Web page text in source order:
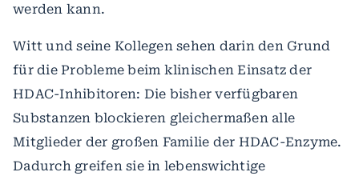
werden kann.
Witt und seine Kollegen sehen darin den Grund
für die Probleme beim klinischen Einsatz der
HDAC-Inhibitoren: Die bisher verfügbaren
Substanzen blockieren gleichermaßen alle
Mitglieder der großen Familie der HDAC-Enzyme.
Dadurch greifen sie in lebenswichtige